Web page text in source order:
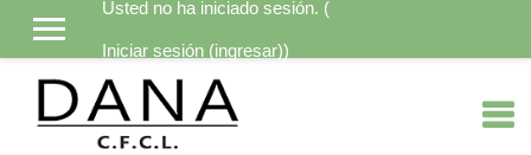
Saltar al contenido principalUsted no ha iniciado sesión. (
Iniciar sesión (ingresar))